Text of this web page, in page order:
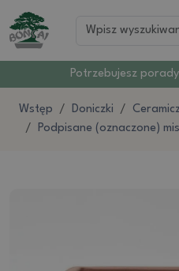
Potrzebujesz
Wstęp Doniczki
Podpisane (oznaczone)